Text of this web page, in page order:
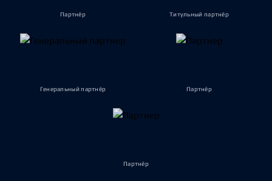
Партнёр Титульный партнёр
Генеральный партнёр Партнёр
Партнёр